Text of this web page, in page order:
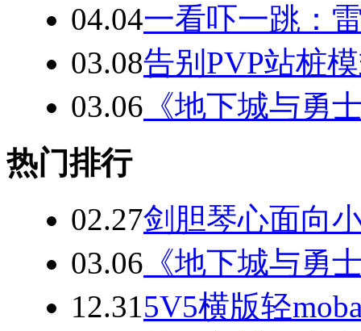
04.04一看吓一跳：
03.08告别PVP站桩
03.06 《地下城与勇
热门排行
02.27剑胆琴心面向
03.06 《地下城与勇
12.315V5横版轻